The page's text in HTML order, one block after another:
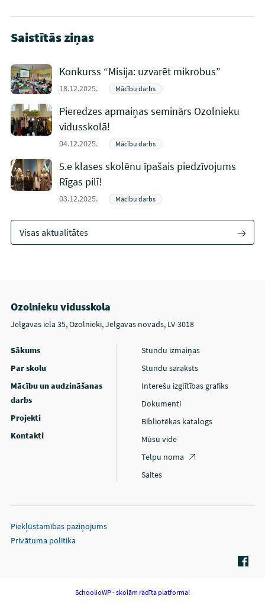
Saistītās ziņas
Konkurss “Misija: uzvarēt mikrobus”
18.12.2025. Mācību darbs
Pieredzes apmaiņas seminārs Ozolnieku
vidusskolā!
04.12.2025. Mācību darbs
5.e klases skolēnu īpašais piedzīvojums
Rīgas pilī!
03.12.2025. Mācību darbs
Visas aktualitātes
Ozolnieku vidusskola
Jelgavas iela 35, Ozolnieki, Jelgavas novads, LV-3018
Sākums
Par skolu
Mācību un audzināšanas
darbs
Projekti
Kontakti
Stundu izmaiņas
Stundu saraksts
Interešu izglītības grafiks
Dokumenti
Bibliotēkas katalogs
Mūsu vide
Telpu noma
Saites
Piekļūstamības paziņojums
Privātuma politika
SchoolioWP - skolām radīta platforma!